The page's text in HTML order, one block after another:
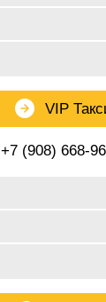
VIP
+7 (908) 668-